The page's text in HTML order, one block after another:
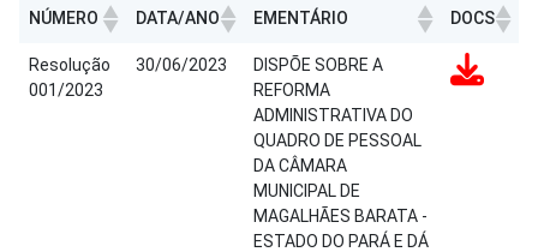
NÚMERO DATA/ANO EMENTÁRIO
DOCS
NÚMERO
DATA/ANO EMENTÁRIO DOCS
Resolução
001/2023
30/06/2023
DISPÕE SOBRE A
REFORMA
ADMINISTRATIVA DO
QUADRO DE PESSOAL
DA CÂMARA
MUNICIPAL DE
MAGALHÃES BARATA -
ESTADO DO PARÁ E DÁ